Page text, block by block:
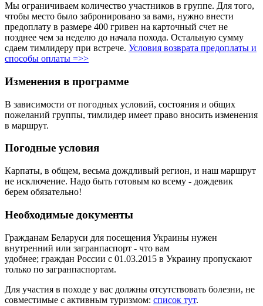
Мы ограничиваем количество участников в группе. Для того,
чтобы место было забронировано за вами, нужно внести
предоплату в размере 400 гривен на карточный счет не
позднее чем за неделю до начала похода. Остальную сумму
сдаем тимлидеру при встрече. Условия возврата предоплаты и
способы оплаты =>>
Изменения в программе
В зависимости от погодных условий, состояния и общих
пожеланий группы, тимлидер имеет право вносить изменения
в маршрут.
Погодные условия
Карпаты, в общем, весьма дождливый регион, и наш маршрут
не исключение. Надо быть готовым ко всему - дождевик
берем обязательно!
Необходимые документы
Гражданам Беларуси для посещения Украины нужен
внутренний или загранпаспорт - что вам
удобнее; граждан России с 01.03.2015 в Украину пропускают
только по загранпаспортам.
Для участия в походе у вас должны отсутствовать болезни, не
совместимые с активным туризмом: список тут.